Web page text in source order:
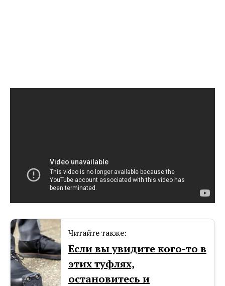
Читайте также:
Если вы увидите кого-то в
этих туфлях,
остановитесь и